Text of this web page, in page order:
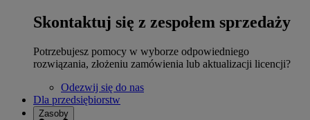
Skontaktuj się z zespołem sprzedaży
Potrzebujesz pomocy w wyborze odpowiedniego
rozwiązania, złożeniu zamówienia lub aktualizacji licencji?
Odezwij się do nas
Dla przedsiębiorstw
Zasoby